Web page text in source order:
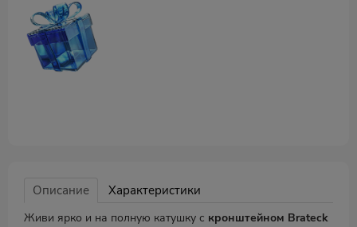
Описание Характеристики
Живи ярко и на полную катушку с кронштейном Brateck